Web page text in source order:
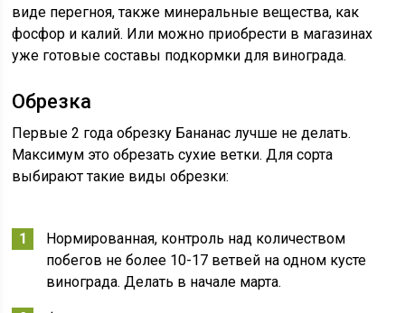
виде перегноя, также минеральные вещества, как
фосфор и калий. Или можно приобрести в магазинах
уже готовые составы подкормки для винограда.
Обрезка
Первые 2 года обрезку Бананас лучше не делать.
Максимум это обрезать сухие ветки. Для сорта
выбирают такие виды обрезки:
Нормированная, контроль над количеством
побегов не более 10-17 ветвей на одном кусте
винограда. Делать в начале марта.